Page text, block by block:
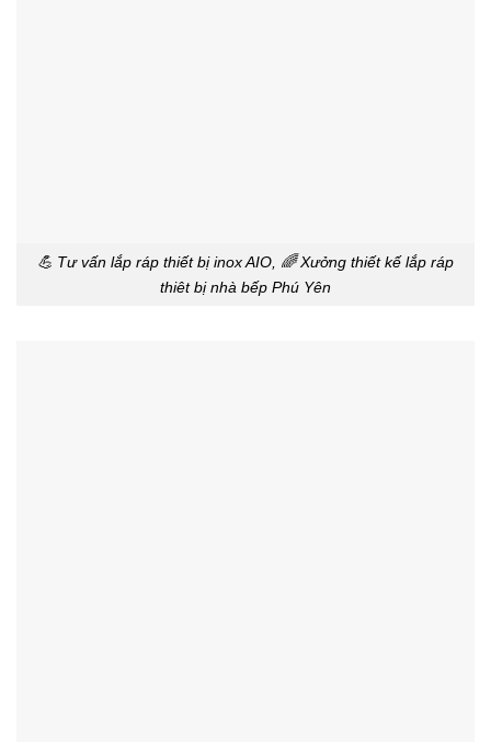
💪 Tư vấn lắp ráp thiết bị inox AIO, 🌈 Xưởng thiết kế lắp ráp
thiêt bị nhà bếp Phú Yên